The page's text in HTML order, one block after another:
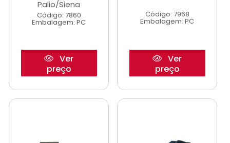
Palio/Siena
Código: 7860
Embalagem: PC
Ver
preço
Código: 7968
Embalagem: PC
Ver
preço